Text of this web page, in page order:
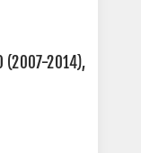
(2007-2014),